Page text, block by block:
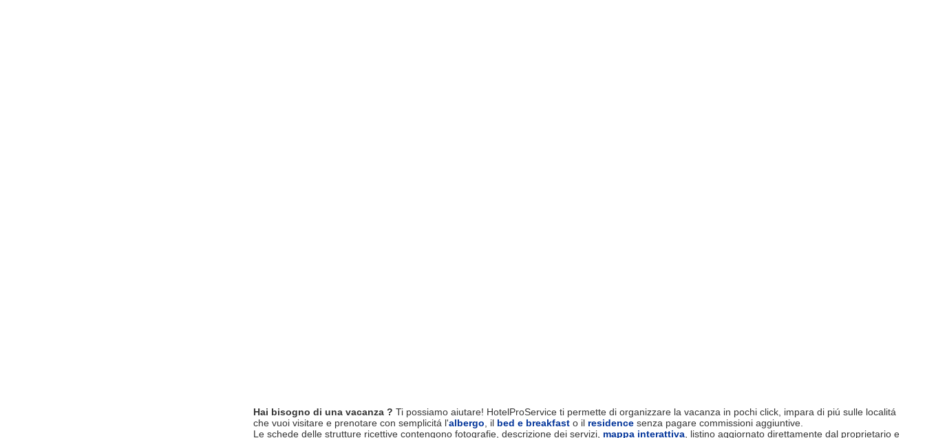
Hai bisogno di una vacanza ? Ti possiamo aiutare! HotelProService ti permette di organizzare la vacanza in pochi click, impara di piú sulle localitá
che vuoi visitare e prenotare con semplicitá l'albergo , il bed e breakfast o il residence senza pagare commissioni aggiuntive.
Le schede delle strutture ricettive contengono fotografie, descrizione dei servizi, mappa interattiva , listino aggiornato direttamente dal proprietario e